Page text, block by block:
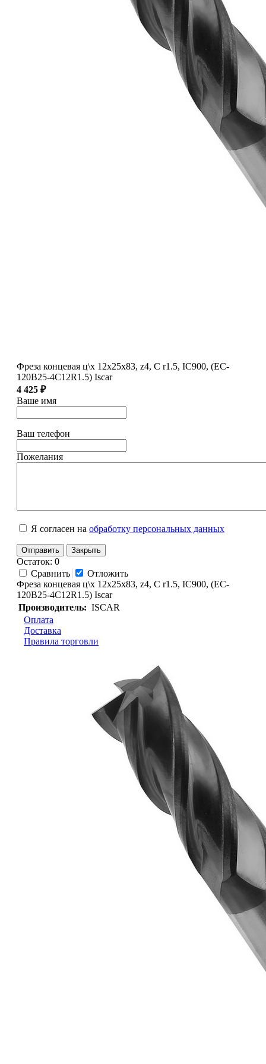
Фреза концевая ц\х 12х25х83, z4, C r1.5, IC900, (EC-
120B25-4C12R1.5) Iscar
4 425 ₽
Ваше имя
Ваш телефон
Пожелания
Я согласен на обработку персональных данных
Отправить Закрыть
Остаток: 0
Сравнить
Отложить
Фреза концевая ц\х 12х25х83, z4, C r1.5, IC900, (EC-
120B25-4C12R1.5) Iscar
Производитель: ISCAR
Оплата
Доставка
Правила торговли